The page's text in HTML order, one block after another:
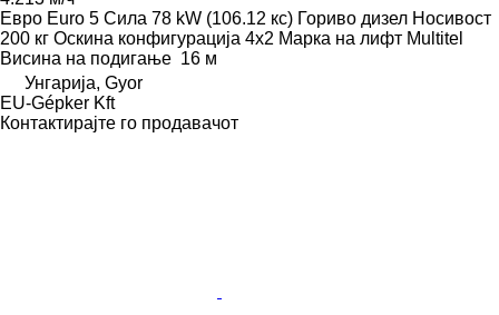
Евро Euro 5 Сила 78 kW (106.12 кс) Гориво дизел Носивост
200 кг Оскина конфигурација 4x2 Марка на лифт Multitel
Висина на подигање 16 м
Унгарија, Gyor
EU-Gépker Kft
Контактирајте го продавачот